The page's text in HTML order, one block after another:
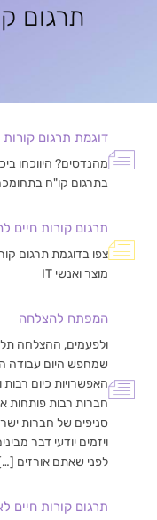
תרגום
דוגמת תרגום
מהנדסים? היווכחו
בתרגום קו"ח
תרגום קורות חיים
צפו בדוגמת תרגום
מוצר ואנשי IT
המפתח להצלחה
ולפעמים, ההצלחה
שמחפש היום עבודה
האפשרויות כיום רבות
חברות רבות פותחות
סניפים של חברות
ויזמים יודעי דבר
לפני שאתם אורזים
תרגום קורות חיים